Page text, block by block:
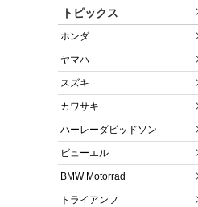
トピックス
ホンダ
ヤマハ
スズキ
カワサキ
ハーレーダビッドソン
ビューエル
BMW Motorrad
トライアンフ